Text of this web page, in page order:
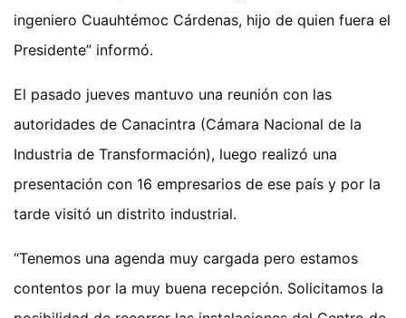
ingeniero Cuauhtémoc Cárdenas, hijo de quien fuera el
Presidente” informó.
El pasado jueves mantuvo una reunión con las
autoridades de Canacintra (Cámara Nacional de la
Industria de Transformación), luego realizó una
presentación con 16 empresarios de ese país y por la
tarde visitó un distrito industrial.
“Tenemos una agenda muy cargada pero estamos
contentos por la muy buena recepción. Solicitamos la